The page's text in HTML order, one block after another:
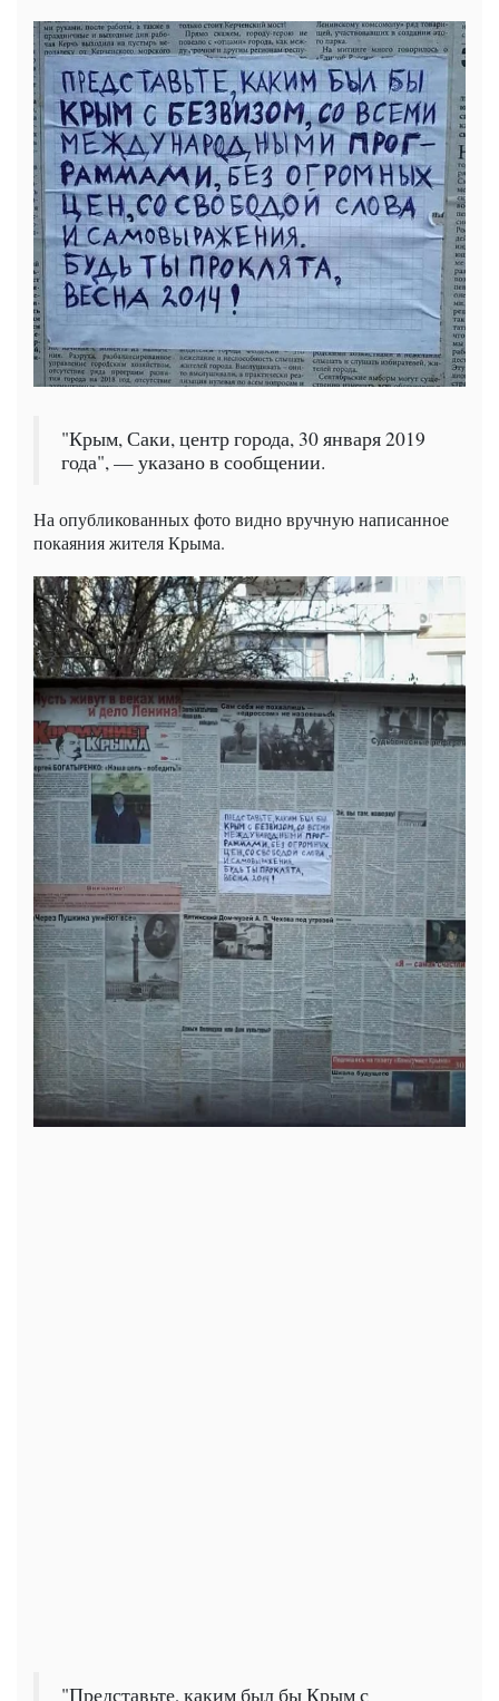
"Крым, Саки, центр города, 30 января 2019
года", — указано в сообщении.
На опубликованных фото видно вручную написанное
покаяния жителя Крыма.
"Представьте, каким был бы Крым с